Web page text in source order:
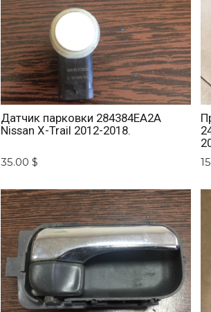
Датчик парковки 284384EA2A
Nissan X-Trail 2012-2018.
35.00 $